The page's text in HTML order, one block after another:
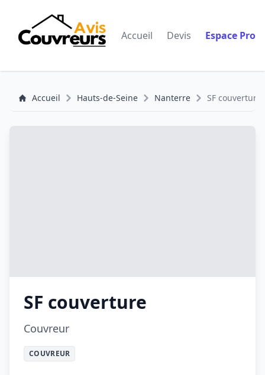
Accueil Devis Espace Pro
Accueil Hauts-de-Seine Nanterre SF couverture
SF couverture
Couvreur
COUVREUR